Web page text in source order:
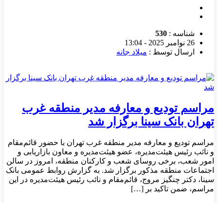
شناسه : 530
26 نوامبر 2025 - 13:04
ارسال توسط : میلاد جانه
مراسم تودیع و معارفه مدیر منطقه غرب
تهران بانک سینا برگزار شد
مراسم تودیع و معارفه مدیر منطقه غرب تهران با حضور قائم‌‌مقام
و نائب رئیس هیئت‌مدیره، عضو هیئت‌مدیره و معاون بازاریابی و
امور شعب، برخی روسای شعب و کارکنان منطقه، امروز در سالن
اجتماعات منطقه مذکور برگزار شد. به گزارش روابط عمومی بانک
سینا، دکتر چنگیز مروج، قائم‌مقام و نائب رئیس هیئت‌‌مدیره در این
مراسم، ضمن تاکید بر […]